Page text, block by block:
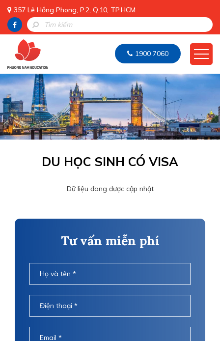
357 Lê Hồng Phong, P.2, Q.10, TP.HCM
1900 7060
DU HỌC SINH CÓ VISA
Dữ liệu đang được cập nhật
Tư vấn miễn phí